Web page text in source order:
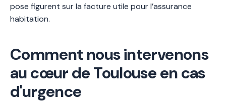
pose figurent sur la facture utile pour l’assurance
habitation.
Comment nous intervenons
au cœur de Toulouse en cas
d'urgence